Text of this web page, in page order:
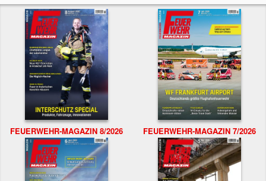
FEUERWEHR-MAGAZIN 8/2026 FEUERWEHR-MAGAZIN 7/2026